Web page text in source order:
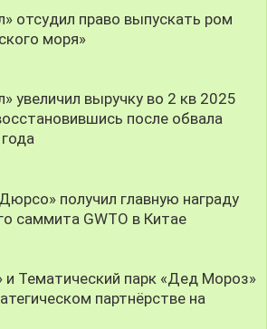
отсудил право выпускать ром
моря»
увеличил выручку во 2 кв 2025
после обвала
получил главную награду
саммита GWTO в Китае
Тематический парк «Дед Мороз»
партнёрстве на